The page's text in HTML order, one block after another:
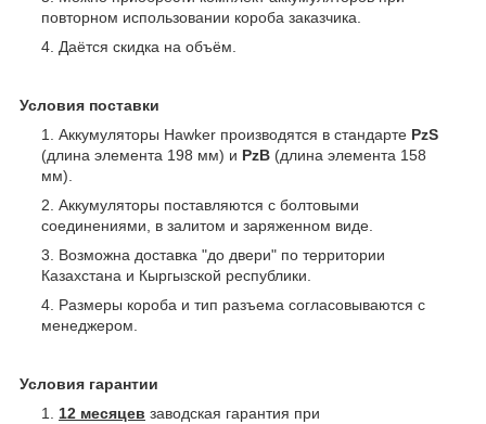
повторном использовании короба заказчика.
Даётся скидка на объём.
Условия поставки
Аккумуляторы Hawker производятся в стандарте PzS
(длина элемента 198 мм) и PzB (длина элемента 158
мм).
Аккумуляторы поставляются с болтовыми
соединениями, в залитом и заряженном виде.
Возможна доставка "до двери" по территории
Казахстана и Кыргызской республики.
Размеры короба и тип разъема согласовываются с
менеджером.
Условия гарантии
12 месяцев заводская гарантия при